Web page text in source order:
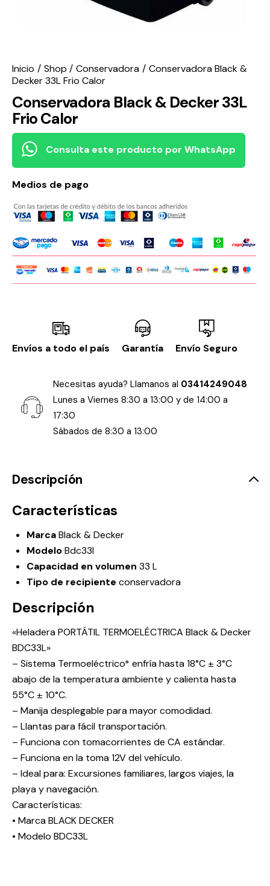
Inicio Shop Conservadora
Conservadora Black &
Decker 33L Frio Calor
Conservadora Black & Decker 33L
Frio Calor
Consulta este producto por WhatsApp
Medios de pago
Envíos a todo el país Garantía Envío Seguro
Necesitas ayuda? Llamanos al 03414249048
Lunes a Viernes 8:30 a 13:00 y de 14:00 a
17:30
Sábados de 8:30 a 13:00
Descripción
Características
MarcaBlack & Decker
ModeloBdc33l
Capacidad en volumen 33 L
Tipo de recipiente conservadora
Descripción
«Heladera PORTÁTIL TERMOELÉCTRICA Black & Decker
BDC33L»
– Sistema Termoeléctrico* enfría hasta 18°C ± 3°C
abajo de la temperatura ambiente y calienta hasta
55°C ± 10°C.
– Manija desplegable para mayor comodidad.
– Llantas para fácil transportación.
– Funciona con tomacorrientes de CA estándar.
– Funciona en la toma 12V del vehículo.
– Ideal para: Excursiones familiares, largos viajes, la
playa y navegación.
Características:
• Marca BLACK DECKER
• Modelo BDC33L